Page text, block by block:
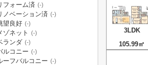
3LDK
105.99㎡
フォーム済 (-)
ノベーション済 (-)
望良好 (-)
ゾネット (-)
ランダ (-)
ルコニー (-)
ーフバルコニー (-)